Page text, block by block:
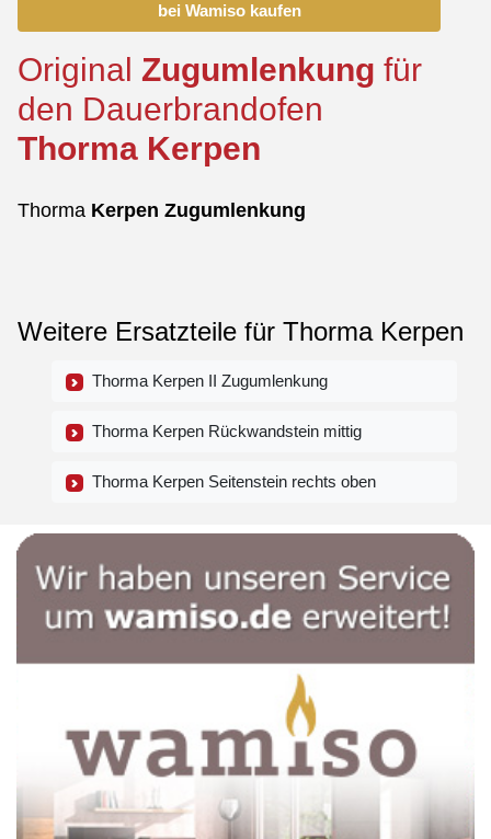
bei Wamiso kaufen
Original Zugumlenkung für
den Dauerbrandofen
Thorma Kerpen
Thorma Kerpen Zugumlenkung
Weitere Ersatzteile für Thorma Kerpen
Thorma Kerpen II Zugumlenkung
Thorma Kerpen Rückwandstein mittig
Thorma Kerpen Seitenstein rechts oben